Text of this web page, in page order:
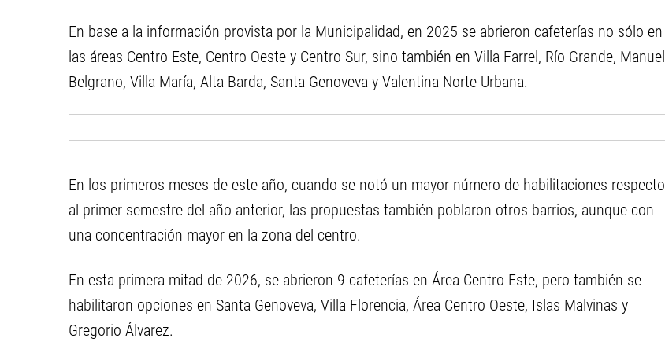
En base a la información provista por la Municipalidad, en 2025 se abrieron cafeterías no sólo en
las áreas Centro Este, Centro Oeste y Centro Sur, sino también en Villa Farrel, Río Grande, Manuel
Belgrano, Villa María, Alta Barda, Santa Genoveva y Valentina Norte Urbana.
En los primeros meses de este año, cuando se notó un mayor número de habilitaciones respecto
al primer semestre del año anterior, las propuestas también poblaron otros barrios, aunque con
una concentración mayor en la zona del centro.
En esta primera mitad de 2026, se abrieron 9 cafeterías en Área Centro Este, pero también se
habilitaron opciones en Santa Genoveva, Villa Florencia, Área Centro Oeste, Islas Malvinas y
Gregorio Álvarez.